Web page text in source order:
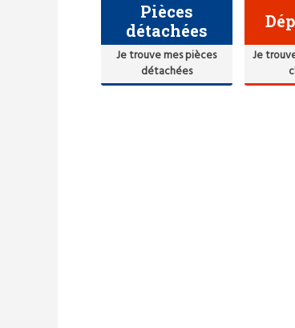
Pièces
détachées
Je trouve mes pièces
détachées
Je